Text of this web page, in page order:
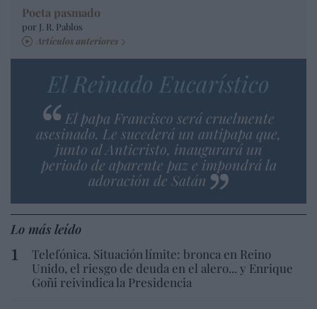
Poeta pasmado
por J. R. Pablos
Artículos anteriores
El Reinado Eucarístico
El papa Francisco será cruelmente
asesinado. Le sucederá un antipapa que,
junto al Anticristo, inaugurará un
periodo de aparente paz e impondrá la
adoración de Satán
Lo más leído
Telefónica. Situación límite: bronca en Reino
Unido, el riesgo de deuda en el alero... y Enrique
Goñi reivindica la Presidencia